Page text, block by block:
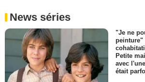
News séries
"Je ne
peinture"
Petite
avec
était